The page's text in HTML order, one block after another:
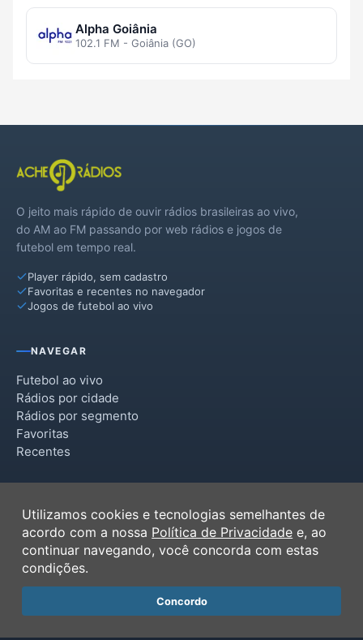
Alpha Goiânia
102.1 FM - Goiânia (GO)
O jeito mais rápido de ouvir rádios brasileiras ao vivo,
do AM ao FM passando por web rádios e jogos de
futebol em tempo real.
Player rápido, sem cadastro
Favoritas e recentes no navegador
Jogos de futebol ao vivo
NAVEGAR
Futebol ao vivo
Rádios por cidade
Rádios por segmento
Favoritas
Recentes
Termos de Uso
Política de Privacidade
Ferramentas
Contato
Utilizamos cookies e tecnologias semelhantes de
acordo com a nossa Política de Privacidade e, ao
continuar navegando, você concorda com estas
condições.
Concordo